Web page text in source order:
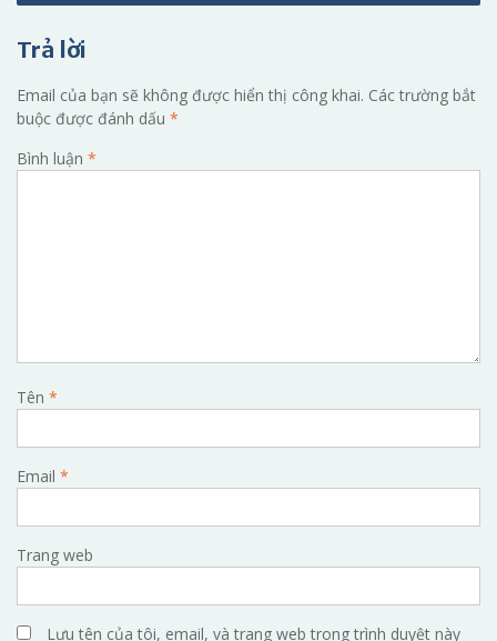
Trả lời
Email của bạn sẽ không được hiển thị công khai. Các trường bắt
buộc được đánh dấu *
Bình luận *
Tên *
Email *
Trang web
Lưu tên của tôi, email, và trang web trong trình duyệt này